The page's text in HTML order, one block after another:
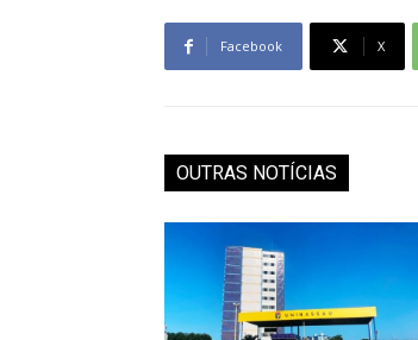
Facebook X
OUTRAS NOTÍCIAS